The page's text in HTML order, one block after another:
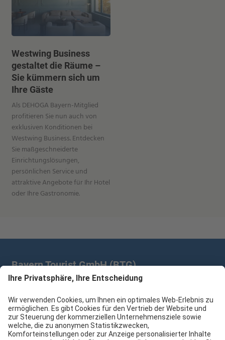
Westwing Business
gestaltet die Räume –
Sie kümmern sich um
Ihre Gäste
Als DEHOGA Bayern-Mitglied
profitieren Sie nun auch von
exklusiven Konditionen bei
Westwing Business. Entdecken
Sie maßgeschneiderte
Einrichtungslösungen,
persönlichen Service und
attraktive Angebote für Ihr Hotel
oder Ihre Gastronomie.
Bayern Tourist GmbH (BTG)
Prinz-Ludwig-Palais | Türkenstr. 7 | 80333 München
branchenpartner@btg-service.de